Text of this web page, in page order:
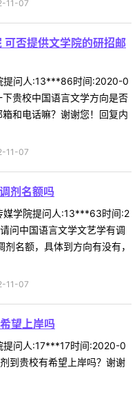
11-07
否提供文学院的研招邮
提问人:13***86时间:2020-0
贵校中国语言文学方向是否
和电话嘛？谢谢您！回复内
11-07
剂名额吗
媒学院提问人:13***63时间:2
问中国语言文学文艺学有调
名额，具体到方向有没有，
11-07
望上岸吗
提问人:17***17时间:2020-0
到贵校有希望上岸吗？谢谢